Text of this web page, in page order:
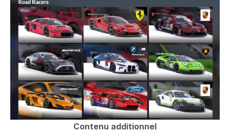
Contenu additionnel